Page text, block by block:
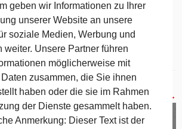
Lichtenstein » 2017-11-05 19.17.15
19.17.15
Nächstes →
geben wir Informationen zu Ihrer
unserer Website an unsere
soziale Medien, Werbung und
weiter. Unsere Partner führen
möglicherweise mit
zusammen, die Sie ihnen
haben oder die sie im Rahmen
der Dienste gesammelt haben.
Anmerkung: Dieser Text ist der